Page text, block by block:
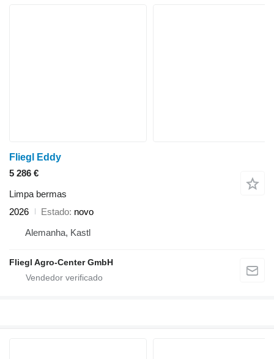
Fliegl Eddy
5 286 €
Limpa bermas
2026
Estado novo
Alemanha, Kastl
Fliegl Agro-Center GmbH